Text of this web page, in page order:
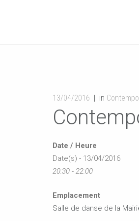
13/04/2016 in
Date / Heure
Date(s) - 13/04/2016
20:30 - 22:00
Emplacement
Salle de danse de la